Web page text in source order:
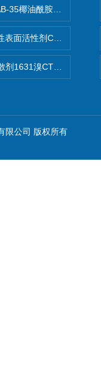
35椰油酰胺丙基甜菜碱
表面活性剂CAB-30椰油
剂1631溴CTAB（十六烷
限公司 版权所有